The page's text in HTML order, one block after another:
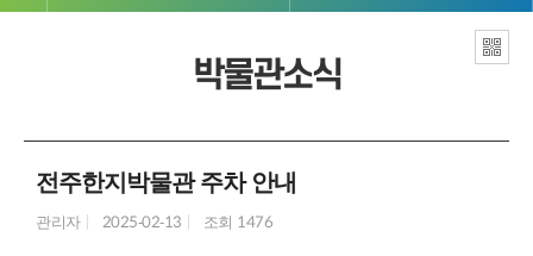
박물관소식
전주한지박물관 주차 안내
관리자 2025-02-13 조회 1476